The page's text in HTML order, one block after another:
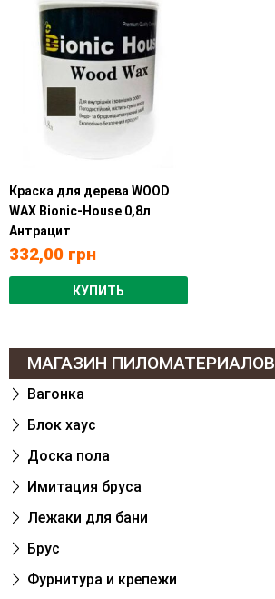
Краска для дерева WOOD
WAX Bionic-House 0,8л
Антрацит
332,00 грн
КУПИТЬ
МАГАЗИН ПИЛОМАТЕРИАЛОВ
Вагонка
Блок хаус
Доска пола
Имитация бруса
Лежаки для бани
Брус
Фурнитура и крепежи